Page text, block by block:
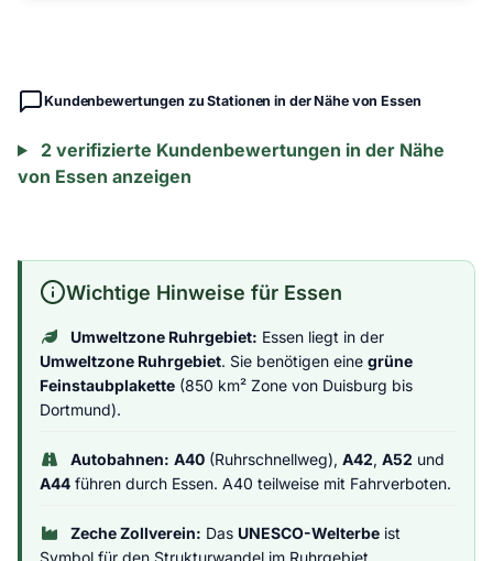
Kundenbewertungen zu Stationen in der Nähe von Essen
2 verifizierte Kundenbewertungen in der Nähe
von Essen anzeigen
Wichtige Hinweise für Essen
Umweltzone Ruhrgebiet: Essen liegt in der
Umweltzone Ruhrgebiet. Sie benötigen eine grüne
Feinstaubplakette (850 km² Zone von Duisburg bis
Dortmund).
Autobahnen: A40(Ruhrschnellweg), A42, A52 und
A44 führen durch Essen. A40 teilweise mit Fahrverboten.
Zeche Zollverein: Das UNESCO-Welterbeist
Symbol für den Strukturwandel im Ruhrgebiet.